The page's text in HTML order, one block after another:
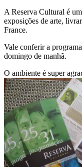
A Reserva Cultural é
exposições de arte,
France.
Vale conferir a
domingo de manhã.
O ambiente é super